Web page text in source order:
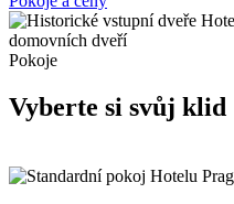
domovních dveří
Pokoje
Vyberte si svůj klid